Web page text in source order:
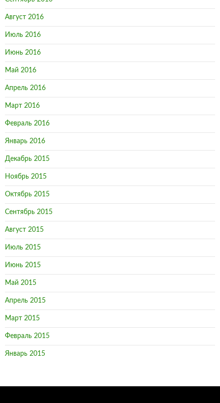
Август 2016
Июль 2016
Июнь 2016
Май 2016
Апрель 2016
Март 2016
Февраль 2016
Январь 2016
Декабрь 2015
Ноябрь 2015
Октябрь 2015
Сентябрь 2015
Август 2015
Июль 2015
Июнь 2015
Май 2015
Апрель 2015
Март 2015
Февраль 2015
Январь 2015